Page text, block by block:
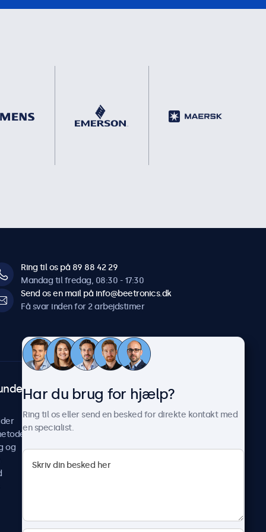
Ring til os på 89 88 42 29
Mandag til fredag, 08:30 - 17:30
Send os en mail på info@beetronics.dk
Få svar inden for 2 arbejdstimer
og
Om Beetronics
Arbejd hos os
Har du brug for hjælp?
Ring til os eller send en besked for direkte kontakt med
en specialist.